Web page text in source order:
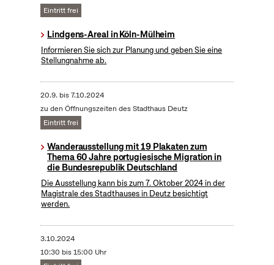
Eintritt frei
Lindgens-Areal in Köln-Mülheim
Informieren Sie sich zur Planung und geben Sie eine
Stellungnahme ab.
20.9. bis7.10.2024
zu den Öffnungszeiten des Stadthaus Deutz
Eintritt frei
Wanderausstellung mit 19 Plakaten zum
Thema 60 Jahre portugiesische Migration in
die Bundesrepublik Deutschland
Die Ausstellung kann bis zum 7. Oktober 2024 in der
Magistrale des Stadthauses in Deutz besichtigt
werden.
3.10.2024
10:30 bis 15:00 Uhr